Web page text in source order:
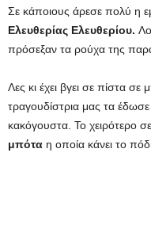
Σε κάποιους άρεσε πολύ η
Ελευθερίας Ελευθερίου.
πρόσεξαν τα ρούχα της παρά
Λες κι έχει βγει σε πίστα
τραγουδίστρια μας τα
κακόγουστα. Το χειρότερο
μπότα η οποία κάνει το